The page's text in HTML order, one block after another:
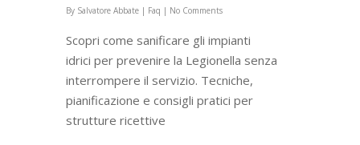
By Salvatore Abbate | Faq | No Comments
Scopri come sanificare gli impianti
idrici per prevenire la Legionella senza
interrompere il servizio. Tecniche,
pianificazione e consigli pratici per
strutture ricettive